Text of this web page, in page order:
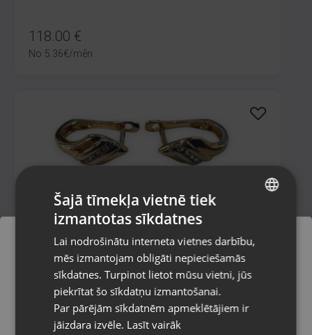
118.00 €
No 5.36€/mēn.
Zelts Auskaru pāris
Liepāja, Lielā iela 4
Stāvoklis Restaurēts (Garantija 24 mēneši)
221.00€
€ /mēn.
Pasūtījumi tiks piegādāti uz
izvēlēto valsti
Vietnes saturs būs attēlots izvēlētajā
RUSSIAN
Šajā tīmekļa vietnē tiek
izmantotas sīkdatnes
Lai nodrošinātu interneta vietnes darbību,
mēs izmantojam obligāti nepieciešamās
sīkdatnes. Turpinot lietot mūsu vietni, jūs
piekrītat šo sīkdatņu izmantošanai.
Par pārējām sīkdatnēm apmeklētājiem ir
jāizdara izvēle. Lasīt vairāk